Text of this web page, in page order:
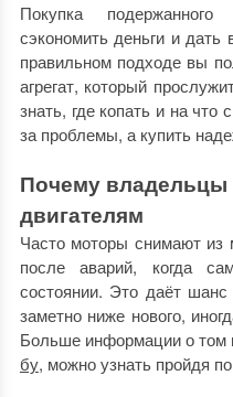
Покупка
сэкономить деньги и
правильном подходе вы
агрегат, который
знать, где копать и на что
за проблемы, а купить
Почему
двигателям
Часто моторы снимают из
после аварий, когда
состоянии. Это даёт шанс
заметно ниже нового,
Больше информации о том
бу, можно узнать пройдя